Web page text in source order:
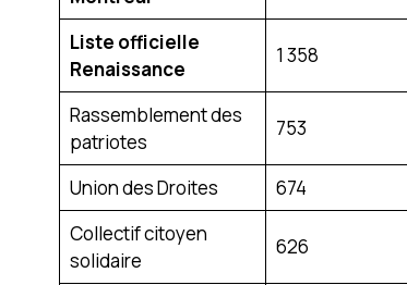
Liste officielle
Renaissance
1 358
Rassemblement des
patriotes
753
Union des Droites 674
Collectif citoyen
solidaire
626